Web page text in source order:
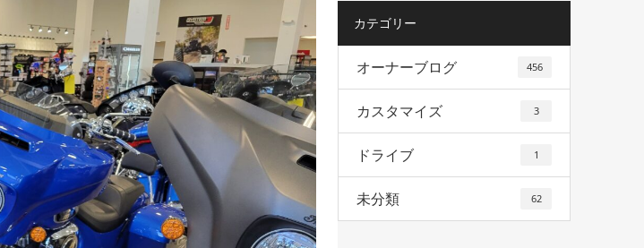
カテゴリー
オーナーブログ 456
カスタマイズ 3
ドライブ 1
未分類 62